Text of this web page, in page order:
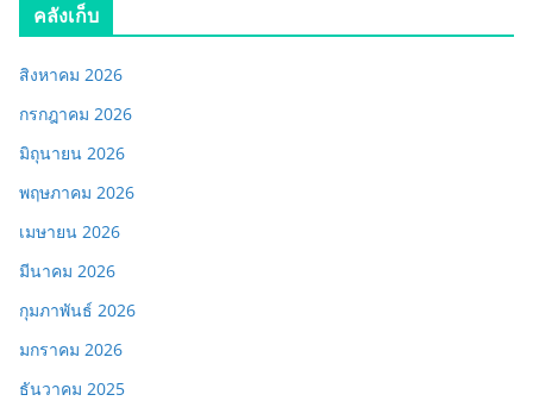
คลังเก็บ
สิงหาคม 2026
กรกฎาคม 2026
มิถุนายน 2026
พฤษภาคม 2026
เมษายน 2026
มีนาคม 2026
กุมภาพันธ์ 2026
มกราคม 2026
ธันวาคม 2025